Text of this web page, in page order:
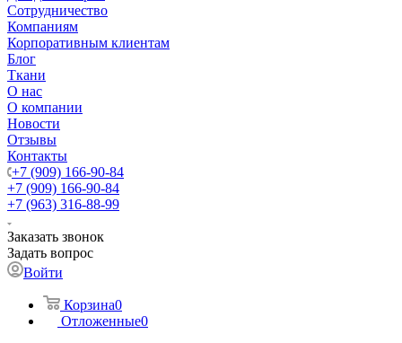
Сотрудничество
Компаниям
Корпоративным клиентам
Блог
Ткани
О нас
О компании
Новости
Отзывы
Контакты
+7 (909) 166-90-84
+7 (909) 166-90-84
+7 (963) 316-88-99
Заказать звонок
Задать вопрос
Войти
Корзина0
Отложенные0